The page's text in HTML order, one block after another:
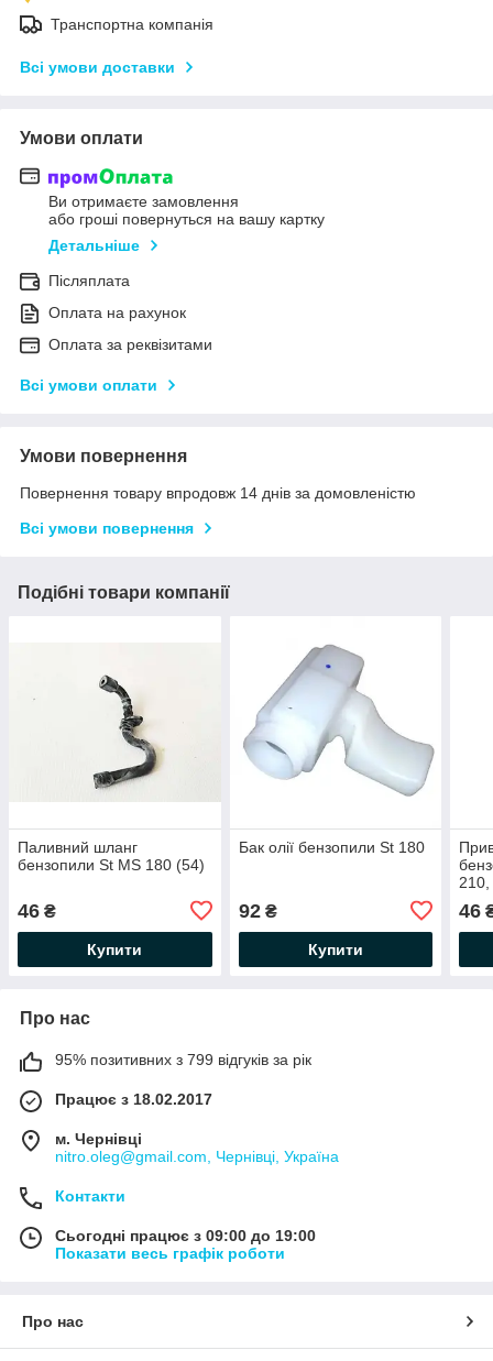
Транспортна компанія
Всі умови доставки
Умови оплати
Ви отримаєте замовлення
або гроші повернуться на вашу картку
Детальніше
Післяплата
Оплата на рахунок
Оплата за реквізитами
Всі умови оплати
Умови повернення
Повернення товару впродовж 14 днів за домовленістю
Всі умови повернення
Подібні товари компанії
Паливний шланг
бензопили St MS 180 (54)
46 ₴
Купити
Бак олії бензопили St 180
92₴
Купити
46
Про нас
95% позитивних з 799 відгуків за рік
Працює з 18.02.2017
м. Чернівці
nitro.oleg@gmail.com, Чернівці, Україна
Контакти
Сьогодні працює з 09:00 до 19:00
Показати весь графік роботи
Про нас